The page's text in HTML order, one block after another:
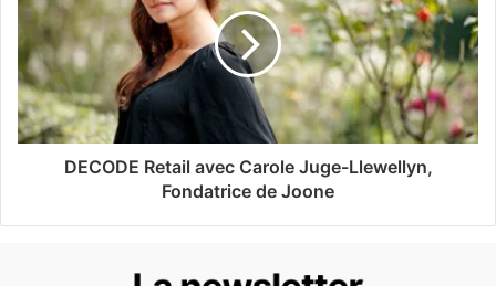
DECODE Retail avec Carole Juge-Llewellyn,
Fondatrice de Joone